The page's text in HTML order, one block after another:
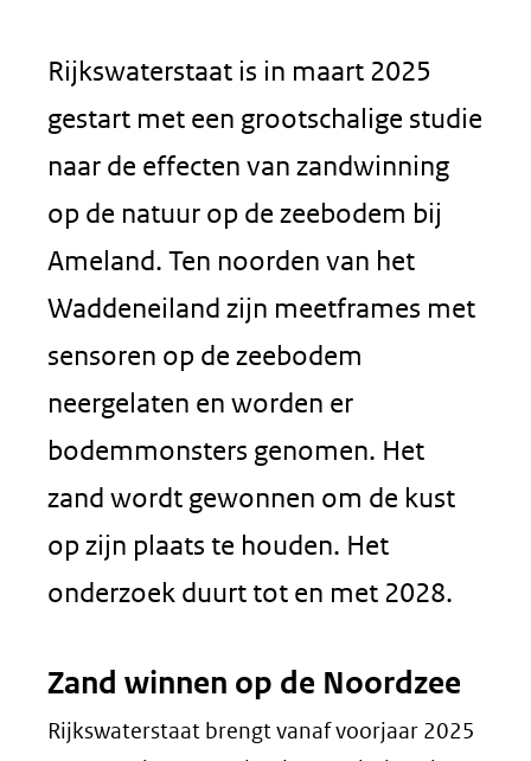
Rijkswaterstaat is in maart 2025
gestart met een grootschalige studie
naar de effecten van zandwinning
op de natuur op de zeebodem bij
Ameland. Ten noorden van het
Waddeneiland zijn meetframes met
sensoren op de zeebodem
neergelaten en worden er
bodemmonsters genomen. Het
zand wordt gewonnen om de kust
op zijn plaats te houden. Het
onderzoek duurt tot en met 2028.
Zand winnen op de Noordzee
Rijkswaterstaat brengt vanaf voorjaar 2025